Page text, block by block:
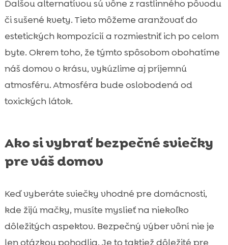
Ďalšou alternatívou sú vône z rastlinného pôvodu
či sušené kvety. Tieto môžeme aranžovať do
estetických kompozícií a rozmiestniť ich po celom
byte. Okrem toho, že týmto spôsobom obohatíme
náš domov o krásu, vykúzlime aj príjemnú
atmosféru. Atmosféra bude oslobodená od
toxických látok.
Ako si vybrať bezpečné sviečky
pre váš domov
Keď vyberáte sviečky vhodné pre domácnosti,
kde žijú mačky, musíte myslieť na niekoľko
dôležitých aspektov. Bezpečný výber vôní nie je
len otázkou pohodlia. Je to taktiež dôležité pre